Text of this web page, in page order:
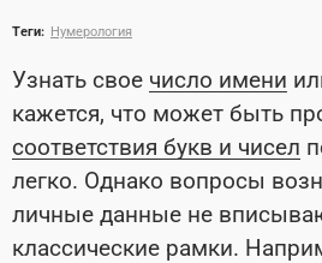
Теги: Нумерология
Узнать свое число имени
кажется, что может быть
соответствия букв и чисел
легко. Однако вопросы
личные данные не
классические рамки.